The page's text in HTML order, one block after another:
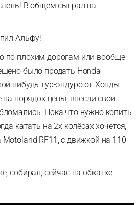
В общем сыграл на
Альфу!
по плохим дорогам или вообще
было продать Honda
нибудь тур-эндуро от Хонды
порядок цены, внесли свои
Пока что нужно копить
катать на 2х колёсах хочется,
RF11, с движкой на 110
собирал, сейчас на обкатке